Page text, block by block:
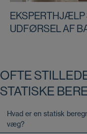
EKSPERTHJÆLP
UDFØRSEL AF
OFTE
STATISKE
Hvad er en statisk
væg?